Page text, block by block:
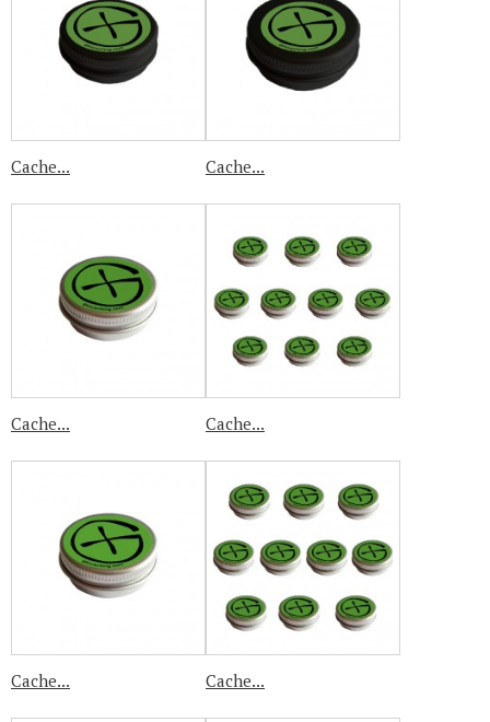
Cache... Cache...
Cache... Cache...
Cache... Cache...